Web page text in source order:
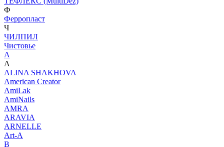
Ф
Ферропласт
Ч
ЧИЛПИЛ
Чистовье
A
A
ALINA SHAKHOVA
American Creator
AmiLak
AmiNails
AMRA
ARAVIA
ARNELLE
Art-A
B